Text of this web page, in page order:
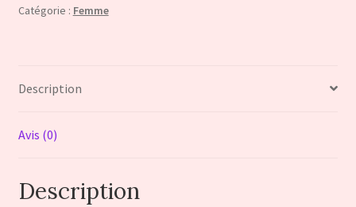
soleil
(Monoï)
Catégorie : Femme
Description
Avis (0)
Description